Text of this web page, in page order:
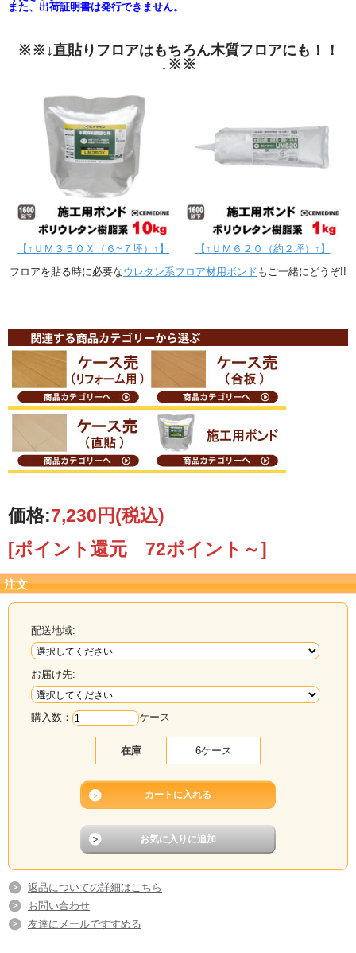
また、出荷証明書は発行できません。
※※↓直貼りフロアはもちろん木質フロアにも！！
↓※※
【↑ＵＭ３５０Ｘ（６~７坪）↑】
【↑ＵＭ６２０（約２坪）↑】
フロアを貼る時に必要なウレタン系フロア材用ボンド もご一緒にどうぞ!!
価格:7,230円(税込)
[ポイント還元 72ポイント～]
注文
配送地域:
お届け先:
購入数： ケース
在庫 6ケース
返品についての詳細はこちら
お問い合わせ
友達にメールですすめる